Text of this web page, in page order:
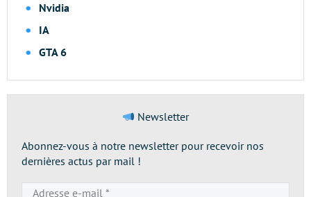
Nvidia
IA
GTA 6
Newsletter
Abonnez-vous à notre newsletter pour recevoir nos
dernières actus par mail !